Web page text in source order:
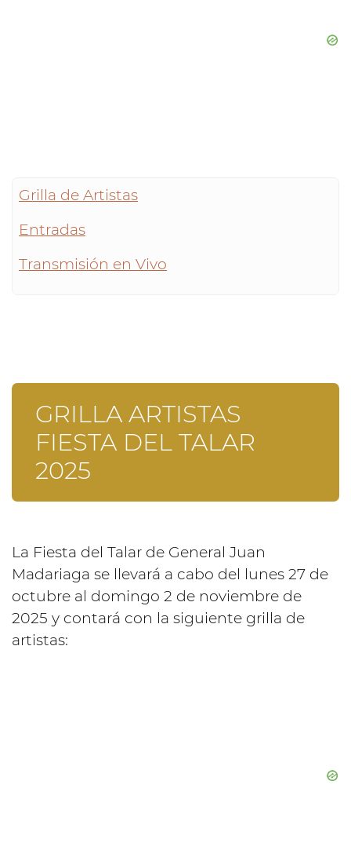
Grilla de Artistas
Entradas
Transmisión en Vivo
GRILLA ARTISTAS
FIESTA DEL TALAR
2025
La Fiesta del Talar de General Juan
Madariaga se llevará a cabo del lunes 27 de
octubre al domingo 2 de noviembre de
2025 y contará con la siguiente grilla de
artistas: